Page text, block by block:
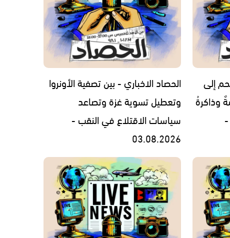
إلى
وذاكرةُ
-
الحصاد الاخباري - بين تصفية الأونروا
وتعطيل تسوية غزة وتصاعد
سياسات الاقتلاع في النقب -
03.08.2026